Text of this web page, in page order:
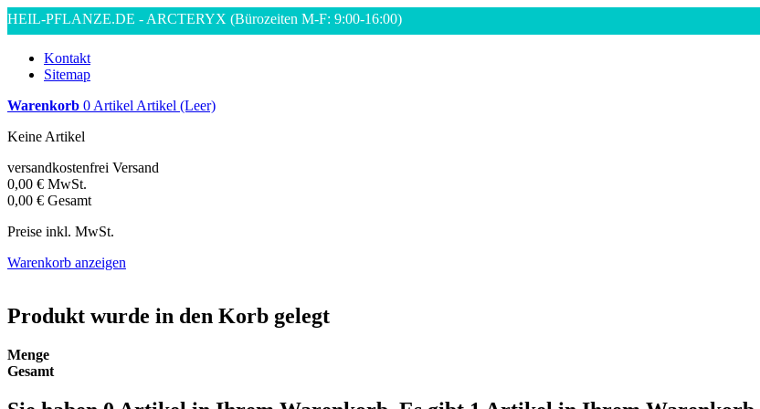
HEIL-PFLANZE.DE - ARCTERYX (Bürozeiten M-F: 9:00-16:00)
Kontakt
Sitemap
Warenkorb 0 Artikel Artikel (Leer)
Keine Artikel
versandkostenfrei Versand
0,00 € MwSt.
0,00 € Gesamt
Preise inkl. MwSt.
Warenkorb anzeigen
Produkt wurde in den Korb gelegt
Menge
Gesamt